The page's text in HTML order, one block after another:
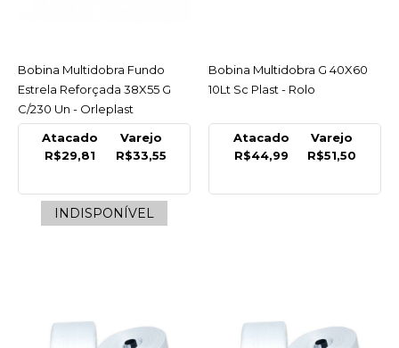
LISTA DE DESEJO
ORLEPLAST
Bobina Freezer E
Microondas 30X40 5 Lt
COMPARAR
ACESSAR
Bobina Multidobra Fundo
Estrela Reforçada 38X55 G
C/230 Un - Orleplast
Atacado
R$29,81
Varejo
R$33,55
INDISPONÍVEL
ACESSAR
Bobina Multidobra G 40X60
10Lt Sc Plast - Rolo
Atacado
R$44,99
Varejo
R$51,50